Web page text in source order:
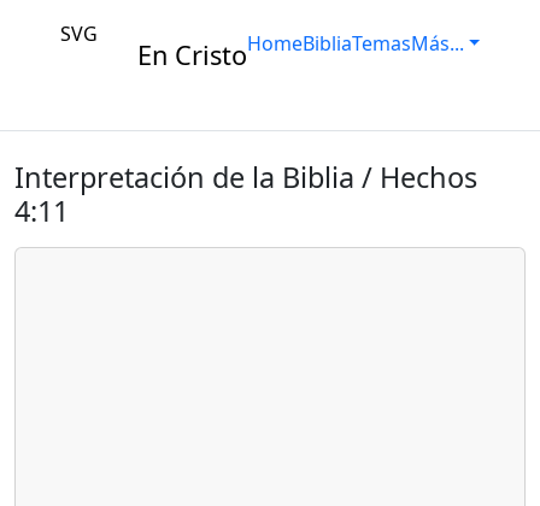
SVG
En CristoHomeBibliaTemasMás...
Interpretación de la Biblia / Hechos
4:11